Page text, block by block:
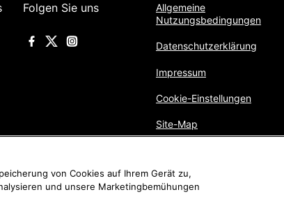
Folgen Sie uns
Allgemeine
Nutzungsbedingungen
Datenschutzerklärung
Impressum
Cookie-Einstellungen
Site-Map
von Cookies auf Ihrem Gerät zu,
und unsere Marketingbemühungen